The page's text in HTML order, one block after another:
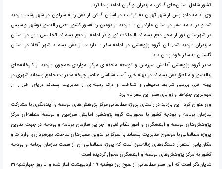
کشور شامل استان‌های گیلان، مازندران و گران ادامه پیدا کرد.
وی ادامه داد: پس از شهر تهران به ترتیب در استان گیلان از دفن زباله سراوان در شهر رشت بازدید
شد و در ادامه سفر در استان مازندران با بازدید از دومین زباله‌سوز کشور یعنی زباله‌سوز نوشهر و سپس
در شهرستان نور از محل دفع پسماند الیمالات نور و در ادامه از دفع پسماند انجلیسی بابل در استان
مازندران بازدید شد. این گروه پژوهشی در ادامه سفر با بازدید از دفن پسماند شهر آققلا در استان
گلستان به سفر خود پایان داد.
مدیر گروه پژوهشی آمایش سرزمین و توسعه منطقه‌ای مرکز، مواردی همچون بازدید از کارخانه‌های
زباله‌سوز و مناطق دفن پسماند در پهنه خزر، آسیب‌شناسی عناصر چرخه مدیریت جامع پسماند شهری در
پهنه خزر، بررسی شرایط محیطی و شناخت و درک زمینه‌ای از مدیریت پسماند دریای خزر را از
مهم‌ترین جنبه‌ها و زوایای سفر این سفر نام برد.
وی عنوان کرد: این بازدید در راستای پروژه مطالعاتی مرکز پژوهش‌های توسعه و آینده‌نگری با مشارکت
سازمان برنامه و بودجه کشور با محوریت گروه پژوهشی آمایش سرزمین و توسعه منطقه‌ای مرکز
پژوهش‌های توسعه و آینده‌نگری و امور نظام فنی و اجرایی سازمان برنامه و بودجه در جهت تدوین
پروژه مطالعاتی با موضوع مدیریت پسماند با تمرکز بر تدوین معیارهای ساخت، بهره‌برداری، واردات و
مکان‌یابی استقرار دستگاه‌های زباله‌سوز است که پروژه مطالعاتی آن از سمت سازمان برنامه و بودجه
کشور به مرکز پژوهش‌های توسعه و آینده‌نگری محول گردیده است.
شایان‌ذکر است که این سفر مطالعاتی از صبح روز دوشنبه ۲۹ اردیبهشت آغاز شده و تا روز چهارشنبه ۳۱